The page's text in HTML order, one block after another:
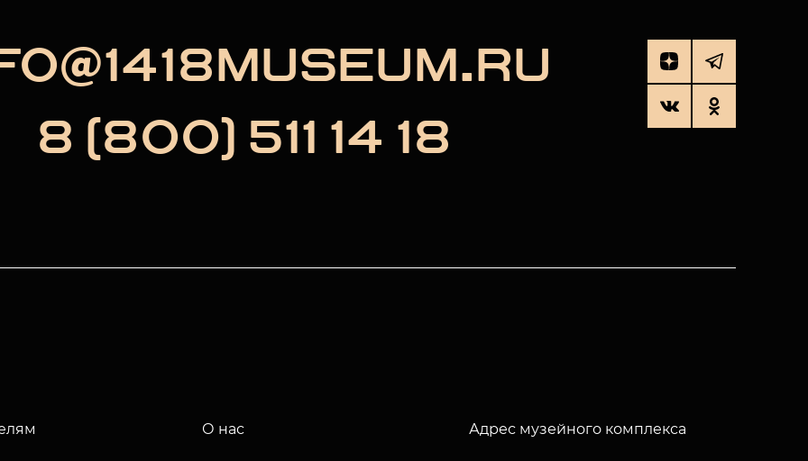
8 (800) 511 14 18
О нас Адрес музейного комплекса